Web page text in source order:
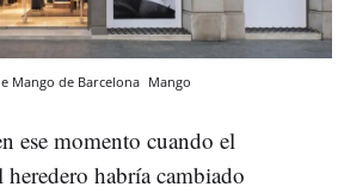
Mango de Barcelona Mango
ese momento cuando el
habría cambiado